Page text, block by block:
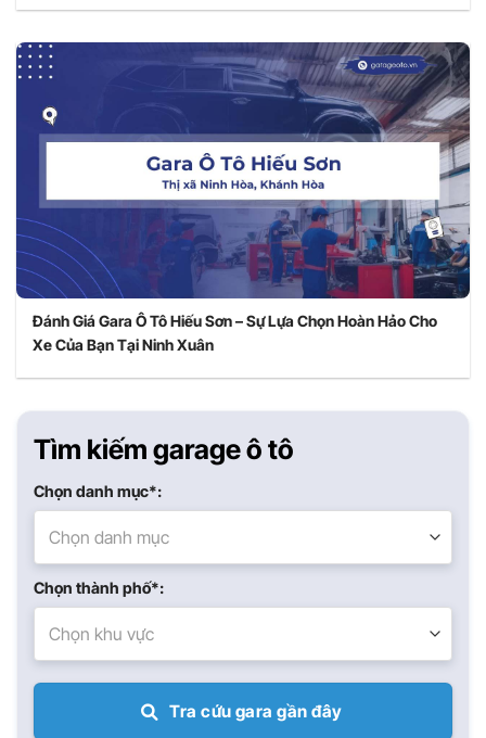
Đánh Giá Gara Ô Tô Hiếu Sơn – Sự Lựa Chọn Hoàn Hảo Cho
Xe Của Bạn Tại Ninh Xuân
Tìm kiếm garage ô tô
Chọn danh mục*:
Chọn danh mục
Chọn thành phố*:
Chọn khu vực
Tra cứu gara gần đây